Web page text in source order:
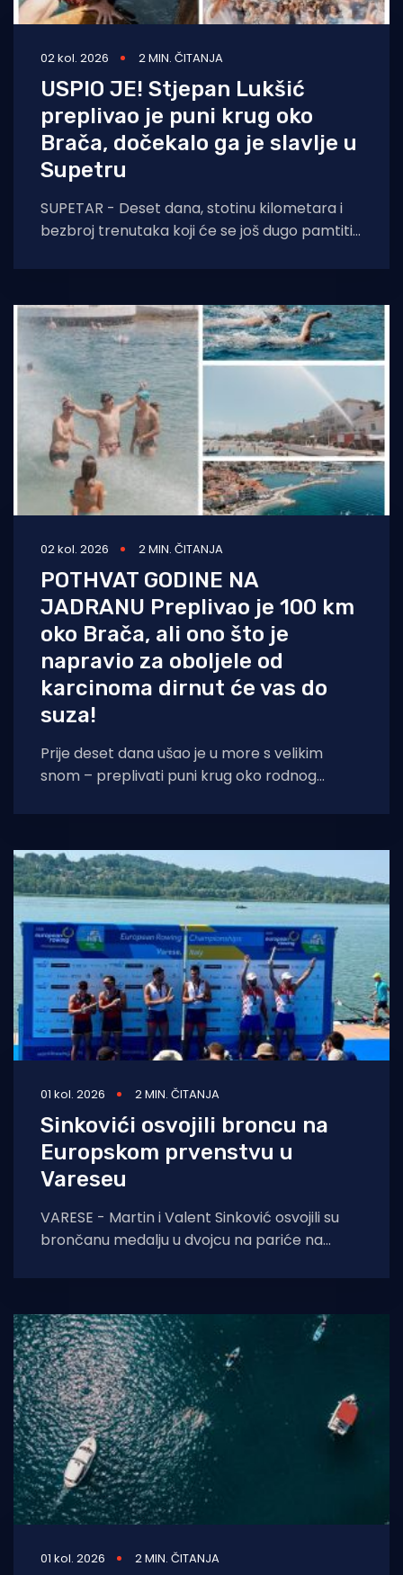
02 kol. 2026 2 MIN. ČITANJA
USPIO JE! Stjepan Lukšić
preplivao je puni krug oko
Brača, dočekalo ga je slavlje u
Supetru
SUPETAR - Deset dana, stotinu kilometara i
bezbroj trenutaka koji će se još dugo pamtiti.
02 kol. 2026 2 MIN. ČITANJA
POTHVAT GODINE NA
JADRANU Preplivao je 100 km
oko Brača, ali ono što je
napravio za oboljele od
karcinoma dirnut će vas do
suza!
Prije deset dana ušao je u more s velikim
snom – preplivati puni krug oko rodnog
01 kol. 2026 2 MIN. ČITANJA
Sinkovići osvojili broncu na
Europskom prvenstvu u
Vareseu
VARESE - Martin i Valent Sinković osvojili su
brončanu medalju u dvojcu na pariće na
olimpijci
01 kol. 2026 2 MIN. ČITANJA